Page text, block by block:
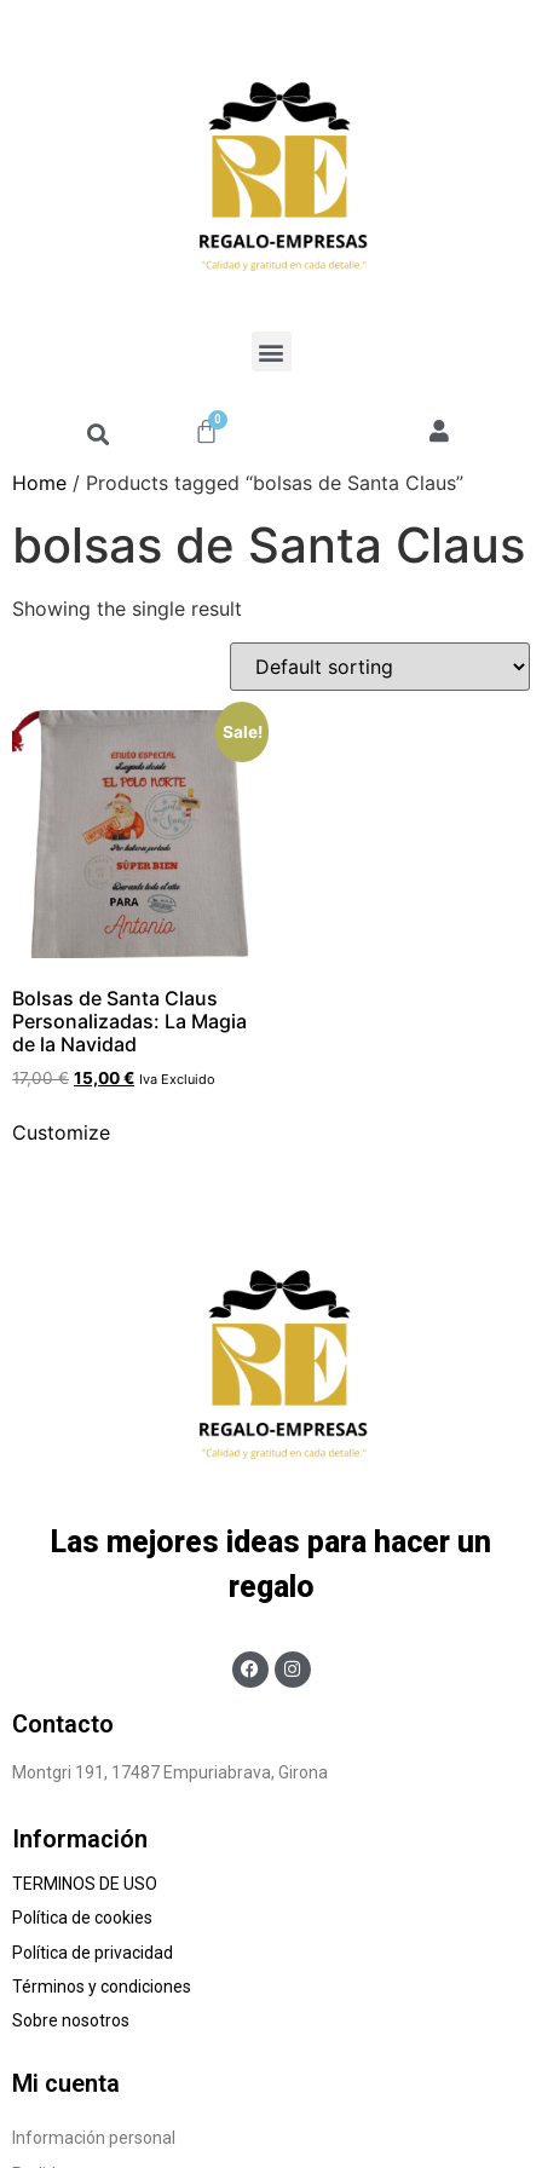
0
Home / Products tagged “bolsas de Santa Claus”
bolsas de Santa Claus
Showing the single result
Sale!
Bolsas de Santa Claus
Personalizadas: La Magia
de la Navidad
17,00€ 15,00€ Iva Excluido
Customize
Las mejores ideas para hacer un
regalo
Contacto
Montgri 191, 17487 Empuriabrava, Girona
Información
TERMINOS DE USO
Política de cookies
Política de privacidad
Términos y condiciones
Sobre nosotros
Mi cuenta
Información personal